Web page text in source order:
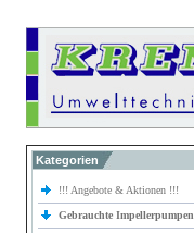
Kategorien
!!! Angebote & Aktionen !!!
Gebrauchte Impellerpumpen